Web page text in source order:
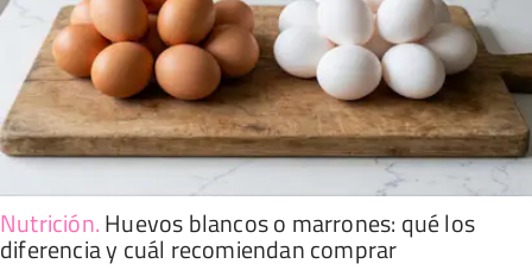
Nutrición.Huevos blancos o marrones: qué los
diferencia y cuál recomiendan comprar